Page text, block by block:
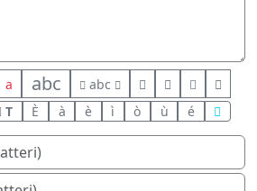
a abc
abc
T
È à è ì ò ù é